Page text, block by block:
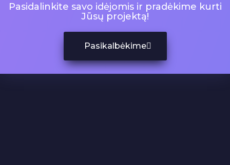
Pasidalinkite savo idėjomis ir pradėkime kurti
Jūsų projektą!
Pasikalbėkime